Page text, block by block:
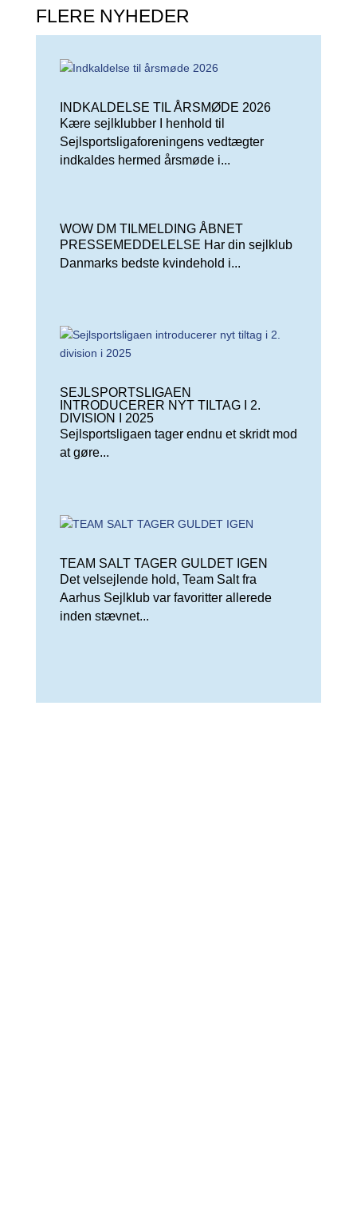
FLERE NYHEDER
INDKALDELSE TIL ÅRSMØDE 2026
Kære sejlklubber I henhold til
Sejlsportsligaforeningens vedtægter
indkaldes hermed årsmøde i...
WOW DM TILMELDING ÅBNET
PRESSEMEDDELELSE Har din sejlklub
Danmarks bedste kvindehold i...
SEJLSPORTSLIGAEN
INTRODUCERER NYT TILTAG I 2.
DIVISION I 2025
Sejlsportsligaen tager endnu et skridt mod
at gøre...
TEAM SALT TAGER GULDET IGEN
Det velsejlende hold, Team Salt fra
Aarhus Sejlklub var favoritter allerede
inden stævnet...